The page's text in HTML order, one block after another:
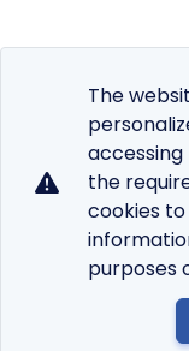
The
accessing
the
cookies
purposes
Para Birimi
Copyright ©
All Rights